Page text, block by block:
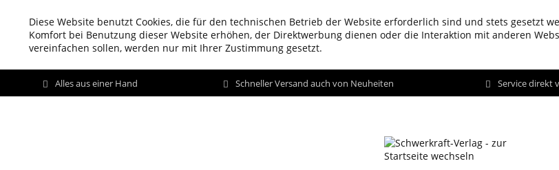
Diese Website benutzt Cookies, die für den technischen Betrieb der Website erforderlich sind und stets gesetzt
Komfort bei Benutzung dieser Website erhöhen, der Direktwerbung dienen oder die Interaktion mit anderen
vereinfachen sollen, werden nur mit Ihrer Zustimmung gesetzt.
Alles aus einer Hand Schneller Versand auch von Neuheiten Service direkt